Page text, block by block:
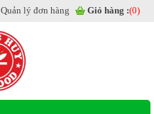
Quản lý đơn hàng Giỏ hàng :(0)